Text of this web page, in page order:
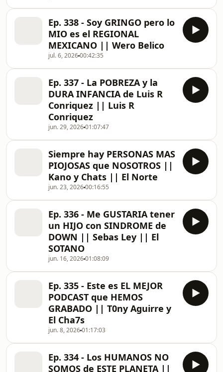
Ep. 338 - Soy GRINGO pero lo
MIO es el REGIONAL
MEXICANO || Wero Belico
jul. 6, 202600:42:35
Ep. 337 - La POBREZA y la
DURA INFANCIA de Luis R
Conriquez || Luis R
Conriquez
jun. 29, 202601:07:47
Siempre hay PERSONAS MAS
PIOJOSAS que NOSOTROS ||
Kano y Chats || El Norte
jun. 23, 202600:16:55
Ep. 336 - Me GUSTARIA tener
un HIJO con SINDROME de
DOWN || Sebas Ley || El
SOTANO
jun. 16, 202601:08:09
Ep. 335 - Este es EL MEJOR
PODCAST que HEMOS
GRABADO || T0ny Aguirre y
El Cha7s
jun. 8, 202601:17:03
Ep. 334 - Los HUMANOS NO
SOMOS de ESTE PLANETA ||